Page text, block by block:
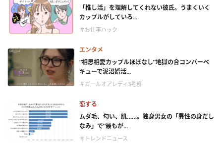
「推し活」を理解してくれない彼氏。うまくいく
カップルがしている...
＃お仕事ハック
エンタメ
“相思相愛カップルほぼなし”地獄の合コンバーベ
キューで泥沼婚活...
＃ガールオアレディ3考察
恋する
ムダ毛、匂い、肌……。独身男女の「異性の身だし
なみ」で“最もが...
＃トレンドニュース